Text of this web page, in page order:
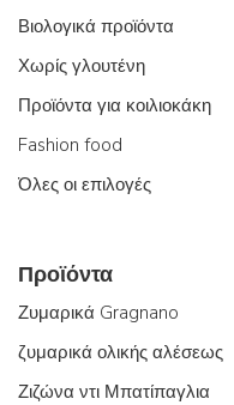
Βιολογικά προϊόντα
Χωρίς γλουτένη
Προϊόντα για κοιλιοκάκη
Fashion food
Όλες οι επιλογές
Προϊόντα
Ζυμαρικά Gragnano
ζυμαρικά ολικής αλέσεως
Ζιζώνα ντι Μπατίπαγλια